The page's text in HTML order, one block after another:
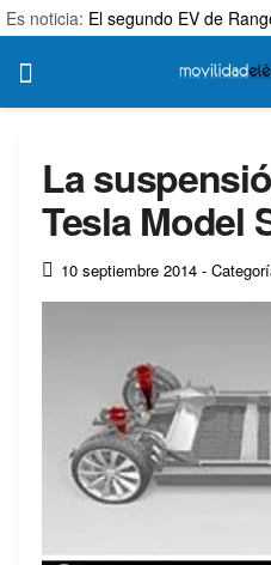
Es noticia: El segundo EV de
La
Tesla Model
10 septiembre 2014 -